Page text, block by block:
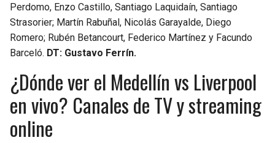
Perdomo, Enzo Castillo, Santiago Laquidaín, Santiago
Strasorier; Martín Rabuñal, Nicolás Garayalde, Diego
Romero; Rubén Betancourt, Federico Martínez y Facundo
Barceló. DT: Gustavo Ferrín.
¿Dónde ver el Medellín vs Liverpool
en vivo? Canales de TV y streaming
online